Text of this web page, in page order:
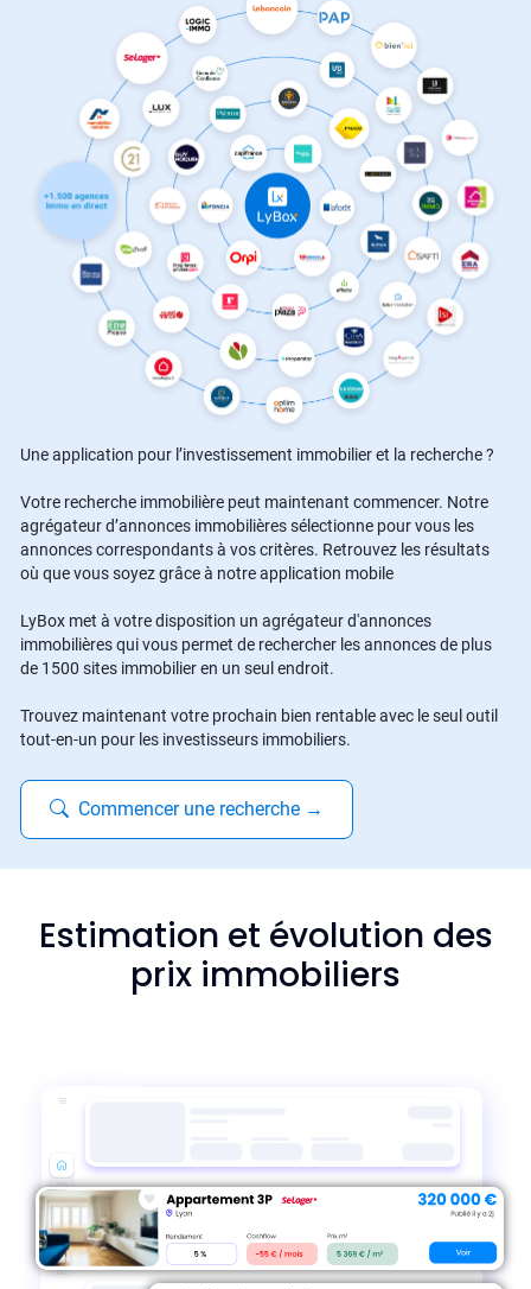
Une application pour l’investissement immobilier et la recherche ?
Votre recherche immobilière peut maintenant commencer. Notre
agrégateur d’annonces immobilières sélectionne pour vous les
annonces correspondants à vos critères. Retrouvez les résultats
où que vous soyez grâce à notre application mobile
LyBox met à votre disposition un agrégateur d'annonces
immobilières qui vous permet de rechercher les annonces de plus
de 1500 sites immobilier en un seul endroit.
Trouvez maintenant votre prochain bien rentable avec le seul outil
tout-en-un pour les investisseurs immobiliers.
Commencer une recherche →
Estimation et évolution des
prix immobiliers